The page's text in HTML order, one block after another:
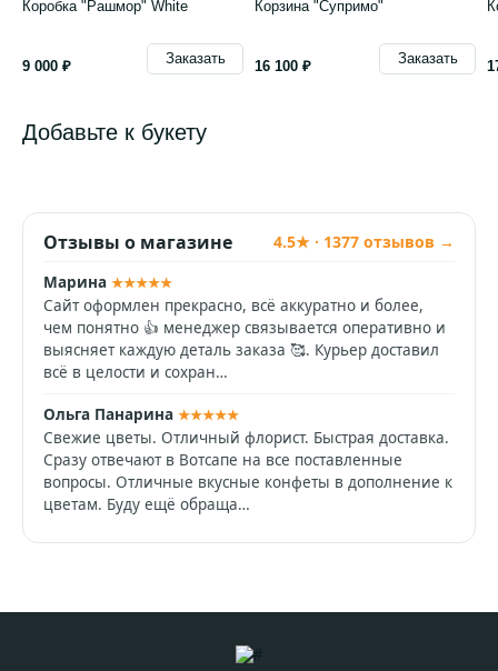
Коробка "Рашмор" White
9 000 ₽ Заказать
Корзина "Супримо"
16 100 ₽ Заказать
Добавьте к букету
Отзывы о магазине 4.5★ · 1377 отзывов →
Марина ★★★★★
Сайт оформлен прекрасно, всё аккуратно и более,
чем понятно 👍 менеджер связывается оперативно и
выясняет каждую деталь заказа 🥰. Курьер доставил
всё в целости и сохран…
Ольга Панарина ★★★★★
Свежие цветы. Отличный флорист. Быстрая доставка.
Сразу отвечают в Вотсапе на все поставленные
вопросы. Отличные вкусные конфеты в дополнение к
цветам. Буду ещё обраща…